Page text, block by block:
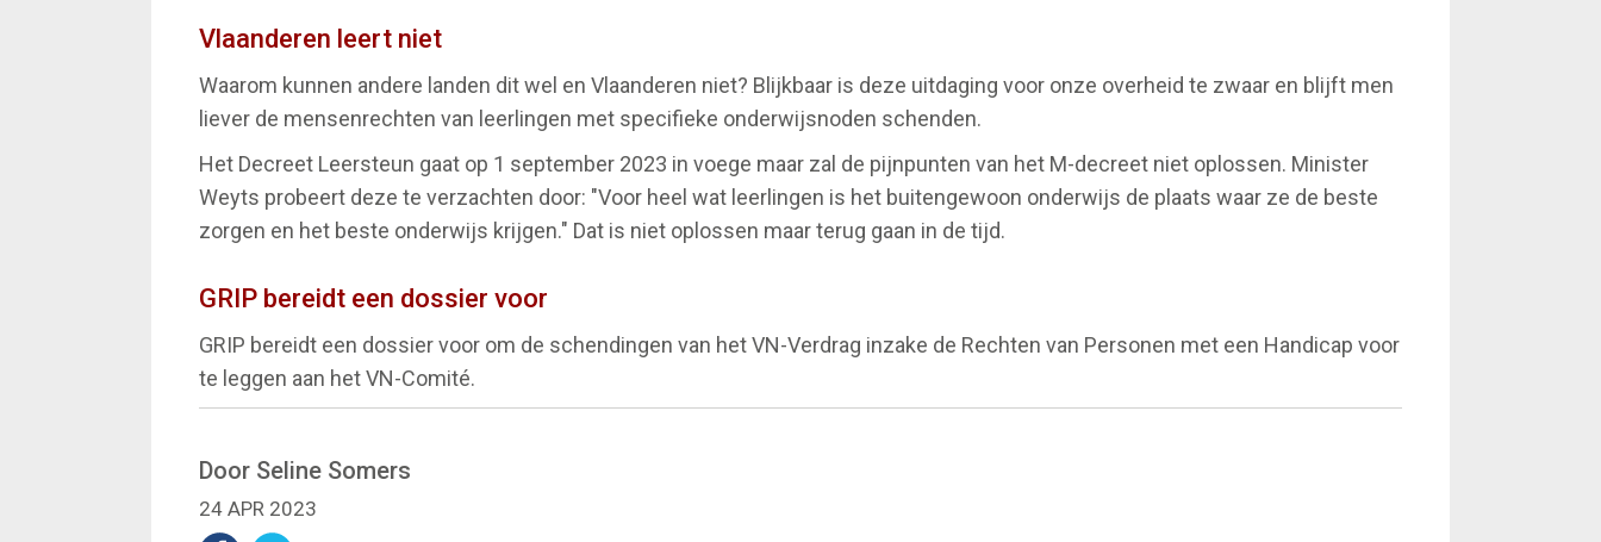
Vlaanderen leert niet
Waarom kunnen andere landen dit wel en Vlaanderen niet? Blijkbaar is deze uitdaging voor onze overheid te zwaar en blijft men
liever de mensenrechten van leerlingen met specifieke onderwijsnoden schenden.
Het Decreet Leersteun gaat op 1 september 2023 in voege maar zal de pijnpunten van het M-decreet niet oplossen. Minister
Weyts probeert deze te verzachten door: "Voor heel wat leerlingen is het buitengewoon onderwijs de plaats waar ze de beste
zorgen en het beste onderwijs krijgen." Dat is niet oplossen maar terug gaan in de tijd.
GRIP bereidt een dossier voor
GRIP bereidt een dossier voor om de schendingen van het VN-Verdrag inzake de Rechten van Personen met een Handicap voor
te leggen aan het VN-Comité.
Door Seline Somers
24 APR 2023